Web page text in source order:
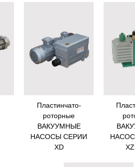
Пластинчато-
роторные
ВАКУУМНЫЕ
НАСОСЫ СЕРИИ
XD